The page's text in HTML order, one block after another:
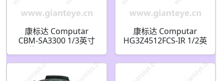
康标达 Computar
CBM-SA3300 1/3英寸
30倍 5-150mm 960H
康标达 Computar
HG3Z4512FCS-IR 1/2英
寸 4.5-12.5mm F1.2 变
日/夜红外